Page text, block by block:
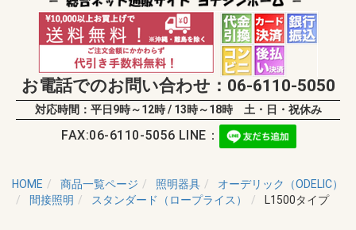
お電話でのお問い合わせ：06-6110-5050
対応時間：平日9時～12時 / 13時～18時 土・日・祝休み
FAX:06-6110-5056 LINE：
HOME 商品一覧ページ 照明器具
オーデリック（ODELIC）
間接照明
スタンダード（ロープライス） L1500タイプ